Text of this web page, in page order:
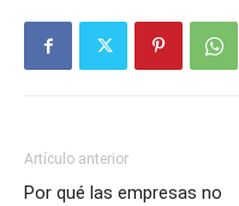
Artículo anterior
Por qué las empresas no